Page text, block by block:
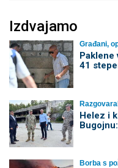
Izdvajamo
Građani,
Paklene
41
Helez i
Borba s